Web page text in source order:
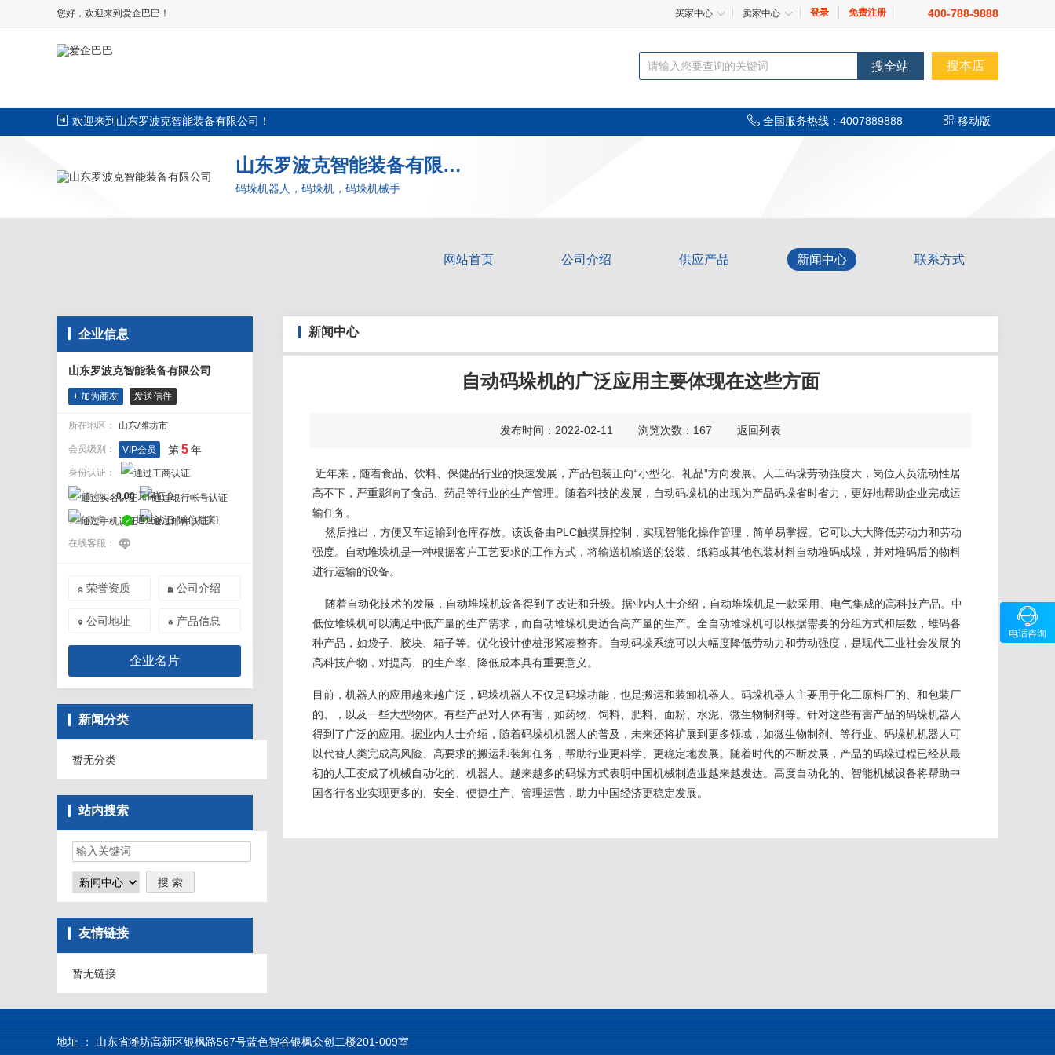
您好，欢迎来到爱企巴巴！ 买家中心 卖家中心 登录 免费注册 400-788-9888
搜全站 搜本店
欢迎来到山东罗波克智能装备有限公司！ 全国服务热线：4007889888 移动版
山东罗波克智能装备有限公司
码垛机器人，码垛机，码垛机械手
网站首页 公司介绍 供应产品 新闻中心 联系方式
企业信息
山东罗波克智能装备有限公司
+ 加为商友 发送信件
所在地区： 山东/潍坊市
会员级别： VIP会员 第5年
身份认证：
已 缴 纳： 0.00元保证金
我的勋章： 通过认证[诚信档案]
在线客服：
 荣誉资质  公司介绍
 公司地址  产品信息
企业名片
新闻分类
暂无分类
站内搜索
友情链接
暂无链接
新闻中心
自动码垛机的广泛应用主要体现在这些方面
发布时间：2022-02-11 浏览次数：167 返回列表
近年来，随着食品、饮料、保健品行业的快速发展，产品包装正向“小型化、礼品”方向发展。人工码垛劳动强度大，岗位人员流动性居
高不下，严重影响了食品、药品等行业的生产管理。随着科技的发展，自动码垛机的出现为产品码垛省时省力，更好地帮助企业完成运
输任务。
然后推出，方便叉车运输到仓库存放。该设备由PLC触摸屏控制，实现智能化操作管理，简单易掌握。它可以大大降低劳动力和劳动
强度。自动堆垛机是一种根据客户工艺要求的工作方式，将输送机输送的袋装、纸箱或其他包装材料自动堆码成垛，并对堆码后的物料
进行运输的设备。
随着自动化技术的发展，自动堆垛机设备得到了改进和升级。据业内人士介绍，自动堆垛机是一款采用、电气集成的高科技产品。中
低位堆垛机可以满足中低产量的生产需求，而自动堆垛机更适合高产量的生产。全自动堆垛机可以根据需要的分组方式和层数，堆码各
种产品，如袋子、胶块、箱子等。优化设计使桩形紧凑整齐。自动码垛系统可以大幅度降低劳动力和劳动强度，是现代工业社会发展的
高科技产物，对提高、的生产率、降低成本具有重要意义。
目前，机器人的应用越来越广泛，码垛机器人不仅是码垛功能，也是搬运和装卸机器人。码垛机器人主要用于化工原料厂的、和包装厂
的、，以及一些大型物体。有些产品对人体有害，如药物、饲料、肥料、面粉、水泥、微生物制剂等。针对这些有害产品的码垛机器人
得到了广泛的应用。据业内人士介绍，随着码垛机机器人的普及，未来还将扩展到更多领域，如微生物制剂、等行业。码垛机机器人可
以代替人类完成高风险、高要求的搬运和装卸任务，帮助行业更科学、更稳定地发展。随着时代的不断发展，产品的码垛过程已经从最
初的人工变成了机械自动化的、机器人。越来越多的码垛方式表明中国机械制造业越来越发达。高度自动化的、智能机械设备将帮助中
国各行各业实现更多的、安全、便捷生产、管理运营，助力中国经济更稳定发展。
地址 ： 山东省潍坊高新区银枫路567号蓝色智谷银枫众创二楼201-009室

电话咨询
咨询